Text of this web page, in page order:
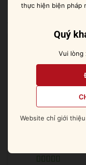
thực hiện biện pháp
Quý
Vui lòng
Website chỉ giới